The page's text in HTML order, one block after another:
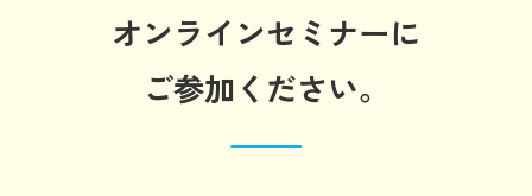
オンラインセミナーに
ご参加ください。